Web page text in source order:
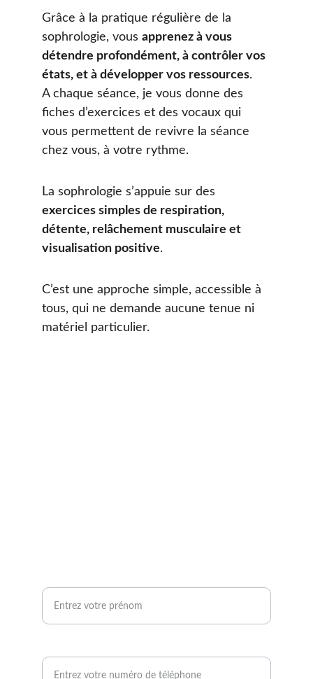
Grâce à la pratique régulière de la
sophrologie, vous apprenez à vous
détendre profondément, à contrôler vos
états, et à développer vos ressources.
A chaque séance, je vous donne des
fiches d’exercices et des vocaux qui
vous permettent de revivre la séance
chez vous, à votre rythme.
La sophrologie s’appuie sur des
exercices simples de respiration,
détente, relâchement musculaire et
visualisation positive.
C’est une approche simple, accessible à
tous, qui ne demande aucune tenue ni
matériel particulier.